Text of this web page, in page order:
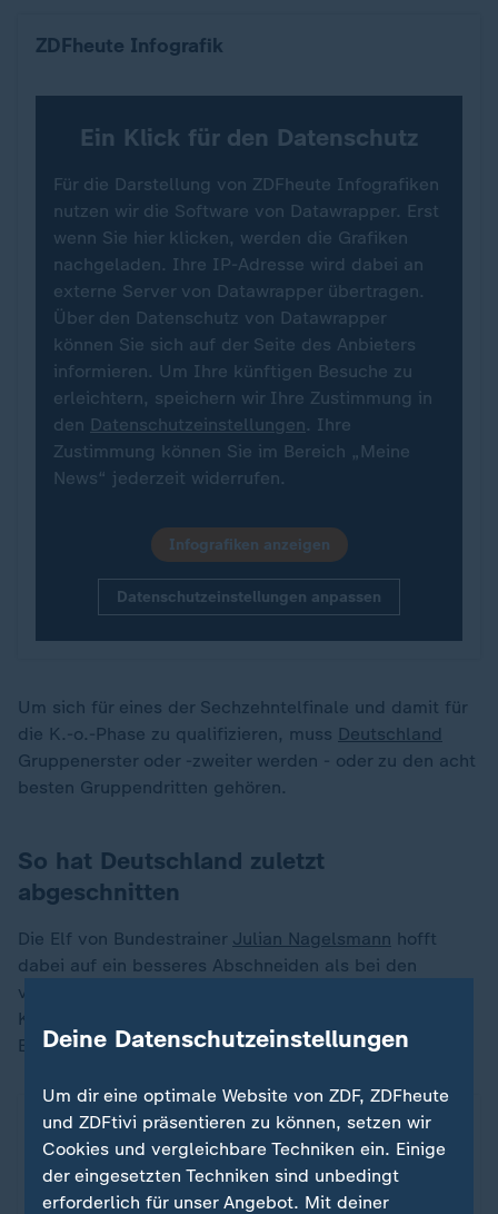
ZDFheute Infografik
Ein Klick für den Datenschutz
Für die Darstellung von ZDFheute Infografiken
nutzen wir die Software von Datawrapper. Erst
wenn Sie hier klicken, werden die Grafiken
nachgeladen. Ihre IP-Adresse wird dabei an
externe Server von Datawrapper übertragen.
Über den Datenschutz von Datawrapper
können Sie sich auf der Seite des Anbieters
informieren. Um Ihre künftigen Besuche zu
erleichtern, speichern wir Ihre Zustimmung in
den Datenschutzeinstellungen. Ihre
Zustimmung können Sie im Bereich „Meine
News“ jederzeit widerrufen.
Infografiken anzeigen
Datenschutzeinstellungen anpassen
Um sich für eines der Sechzehntelfinale und damit für
die K.-o.-Phase zu qualifizieren, muss Deutschland
Gruppenerster oder -zweiter werden - oder zu den acht
besten Gruppendritten gehören.
So hat Deutschland zuletzt
abgeschnitten
Die Elf von Bundestrainer Julian Nagelsmann hofft
dabei auf ein besseres Abschneiden als bei den
vergangenen Weltmeisterschaften in Russland und
Katar. Dort war bereits in der Gruppenphase
Endstation.
WM: So weit kam Deutschland bisher
ZDFheute Infografik
Deine Datenschutzeinstellungen
Um dir eine optimale Website von ZDF, ZDFheute
und ZDFtivi präsentieren zu können, setzen wir
Cookies und vergleichbare Techniken ein. Einige
der eingesetzten Techniken sind unbedingt
erforderlich für unser Angebot. Mit deiner